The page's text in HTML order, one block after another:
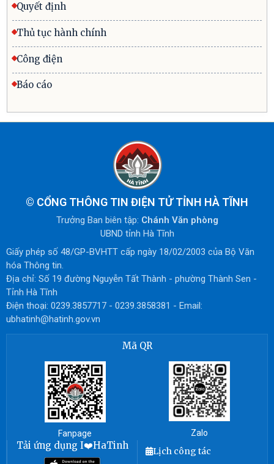
Quyết định
Thủ tục hành chính
Công điện
Báo cáo
© CỔNG THÔNG TIN ĐIỆN TỬ TỈNH HÀ TĨNH
Trưởng Ban biên tập: Chánh Văn phòng
UBND tỉnh Hà Tĩnh
Giấy phép số 48/GP-BVHTT cấp ngày 18/02/2003 của Bộ Văn
hóa Thông tin.
Địa chỉ: Số 19 đường Nguyễn Tất Thành - phường Thành Sen -
Tỉnh Hà Tĩnh
Điện thoại: 0239.3857717 - 0239.3858381 - Email:
ubhatinh@hatinh.gov.vn
Mã QR
Fanpage Zalo
Tải ứng dụng I❤️HaTinh Lịch công tác